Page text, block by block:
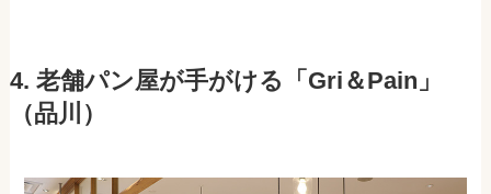
4. 老舗パン屋が手がける「Gri＆Pain」
（品川）